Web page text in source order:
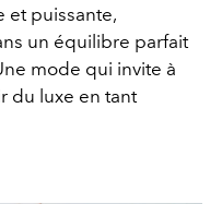
et puissante,
un équilibre parfait
mode qui invite à
du luxe en tant